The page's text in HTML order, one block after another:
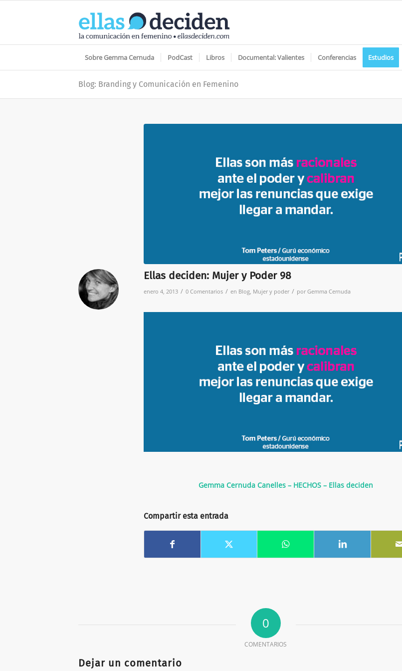
Sobre Gemma Cernuda PodCast Libros Documental: Valientes Conferencias Estudios
Blog: Branding y Comunicación en Femenino
Ellas deciden: Mujer y Poder 98
enero 4, 2013 / 0 Comentarios / en Blog Mujer y poder / porGemma Cernuda
Gemma Cernuda Canelles – HECHOS – Ellas deciden
Compartir esta entrada
0
COMENTARIOS
Dejar un comentario